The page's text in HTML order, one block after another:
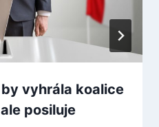
vyhrála koalice
posiluje